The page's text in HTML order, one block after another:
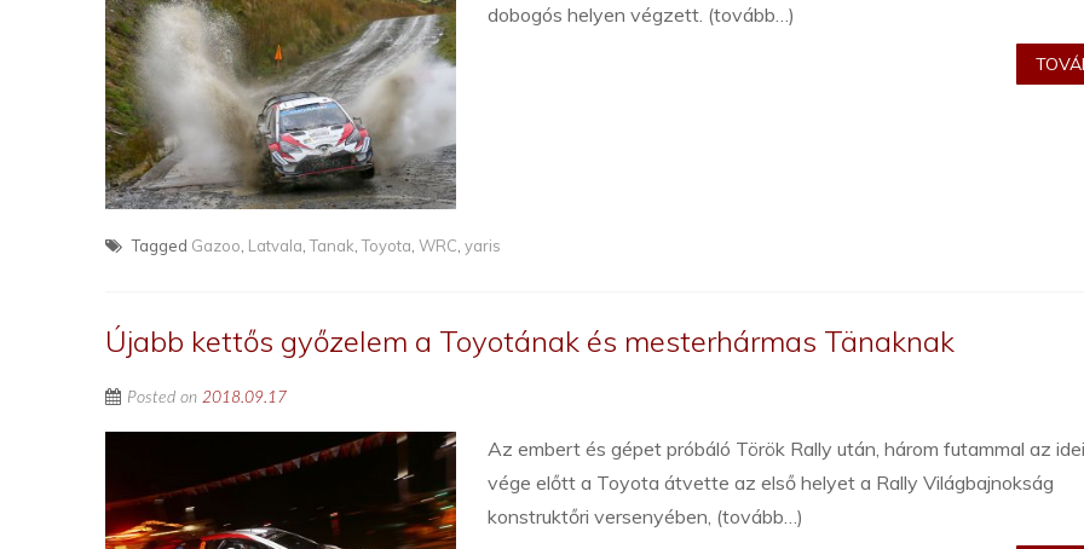
dobogós helyen végzett. (tovább…)
Tagged Gazoo Latvala ,Tanak ,Toyota WRC yaris
Újabb kettős győzelem a Toyotának és mesterhármas Tänaknak
Posted on 2018.09.17
Az embert és gépet próbáló Török Rally után, három futammal az
vége előtt a Toyota átvette az első helyet a Rally Világbajnokság
konstruktőri versenyében, (tovább…)